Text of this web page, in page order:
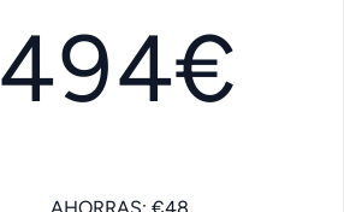
494€